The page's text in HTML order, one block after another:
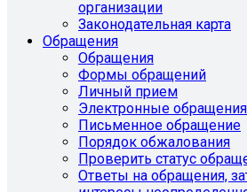
организации
Законодательная карта
Обращения
Обращения
Формы обращений
Личный прием
Электронные обращения
Письменное обращение
Порядок обжалования
Проверить статус
Ответы на обращения,